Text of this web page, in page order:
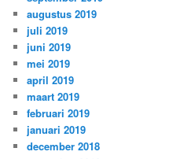
augustus 2019
juli 2019
juni 2019
mei 2019
april 2019
maart 2019
februari 2019
januari 2019
december 2018